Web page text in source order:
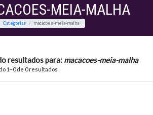
MEIA-MALHA
Home macacoes-meia-malha
resultados para: macacoes-meia-malha
1–0 de 0 resultados